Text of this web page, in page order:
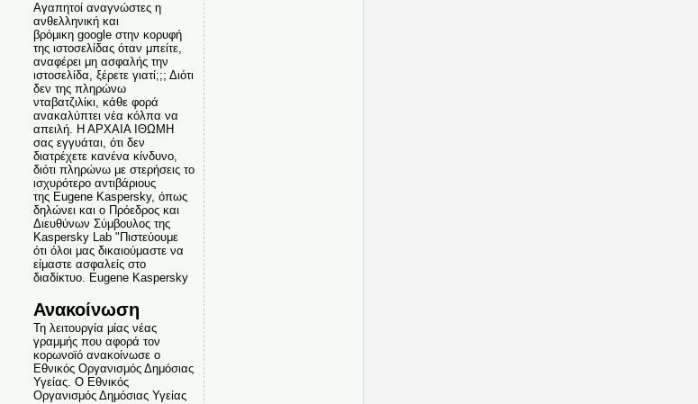
Αγαπητοί αναγνώστες η
ανθελληνική και
βρόμικη google στην κορυφή
της ιστοσελίδας όταν μπείτε,
αναφέρει μη ασφαλής την
ιστοσελίδα, ξέρετε γιατί;;; Διότι
δεν της πληρώνω
νταβατζιλίκι, κάθε φορά
ανακαλύπτει νέα κόλπα να
απειλή. Η ΑΡΧΑΙΑ ΙΘΩΜΗ
σας εγγυάται, ότι δεν
διατρέχετε κανένα κίνδυνο,
διότι πληρώνω με στερήσεις το
ισχυρότερο αντιβάριους
της Eugene Kaspersky, όπως
δηλώνει και ο Πρόεδρος και
Διευθύνων Σύμβουλος της
Kaspersky Lab "Πιστεύουμε
ότι όλοι μας δικαιούμαστε να
είμαστε ασφαλείς στο
διαδίκτυο. Eugene Kaspersky
Ανακοίνωση
Τη λειτουργία μίας νέας
γραμμής που αφορά τον
κορωνοϊό ανακοίνωσε ο
Εθνικός Οργανισμός Δημόσιας
Υγείας. Ο Εθνικός
Οργανισμός Δημόσιας Υγείας